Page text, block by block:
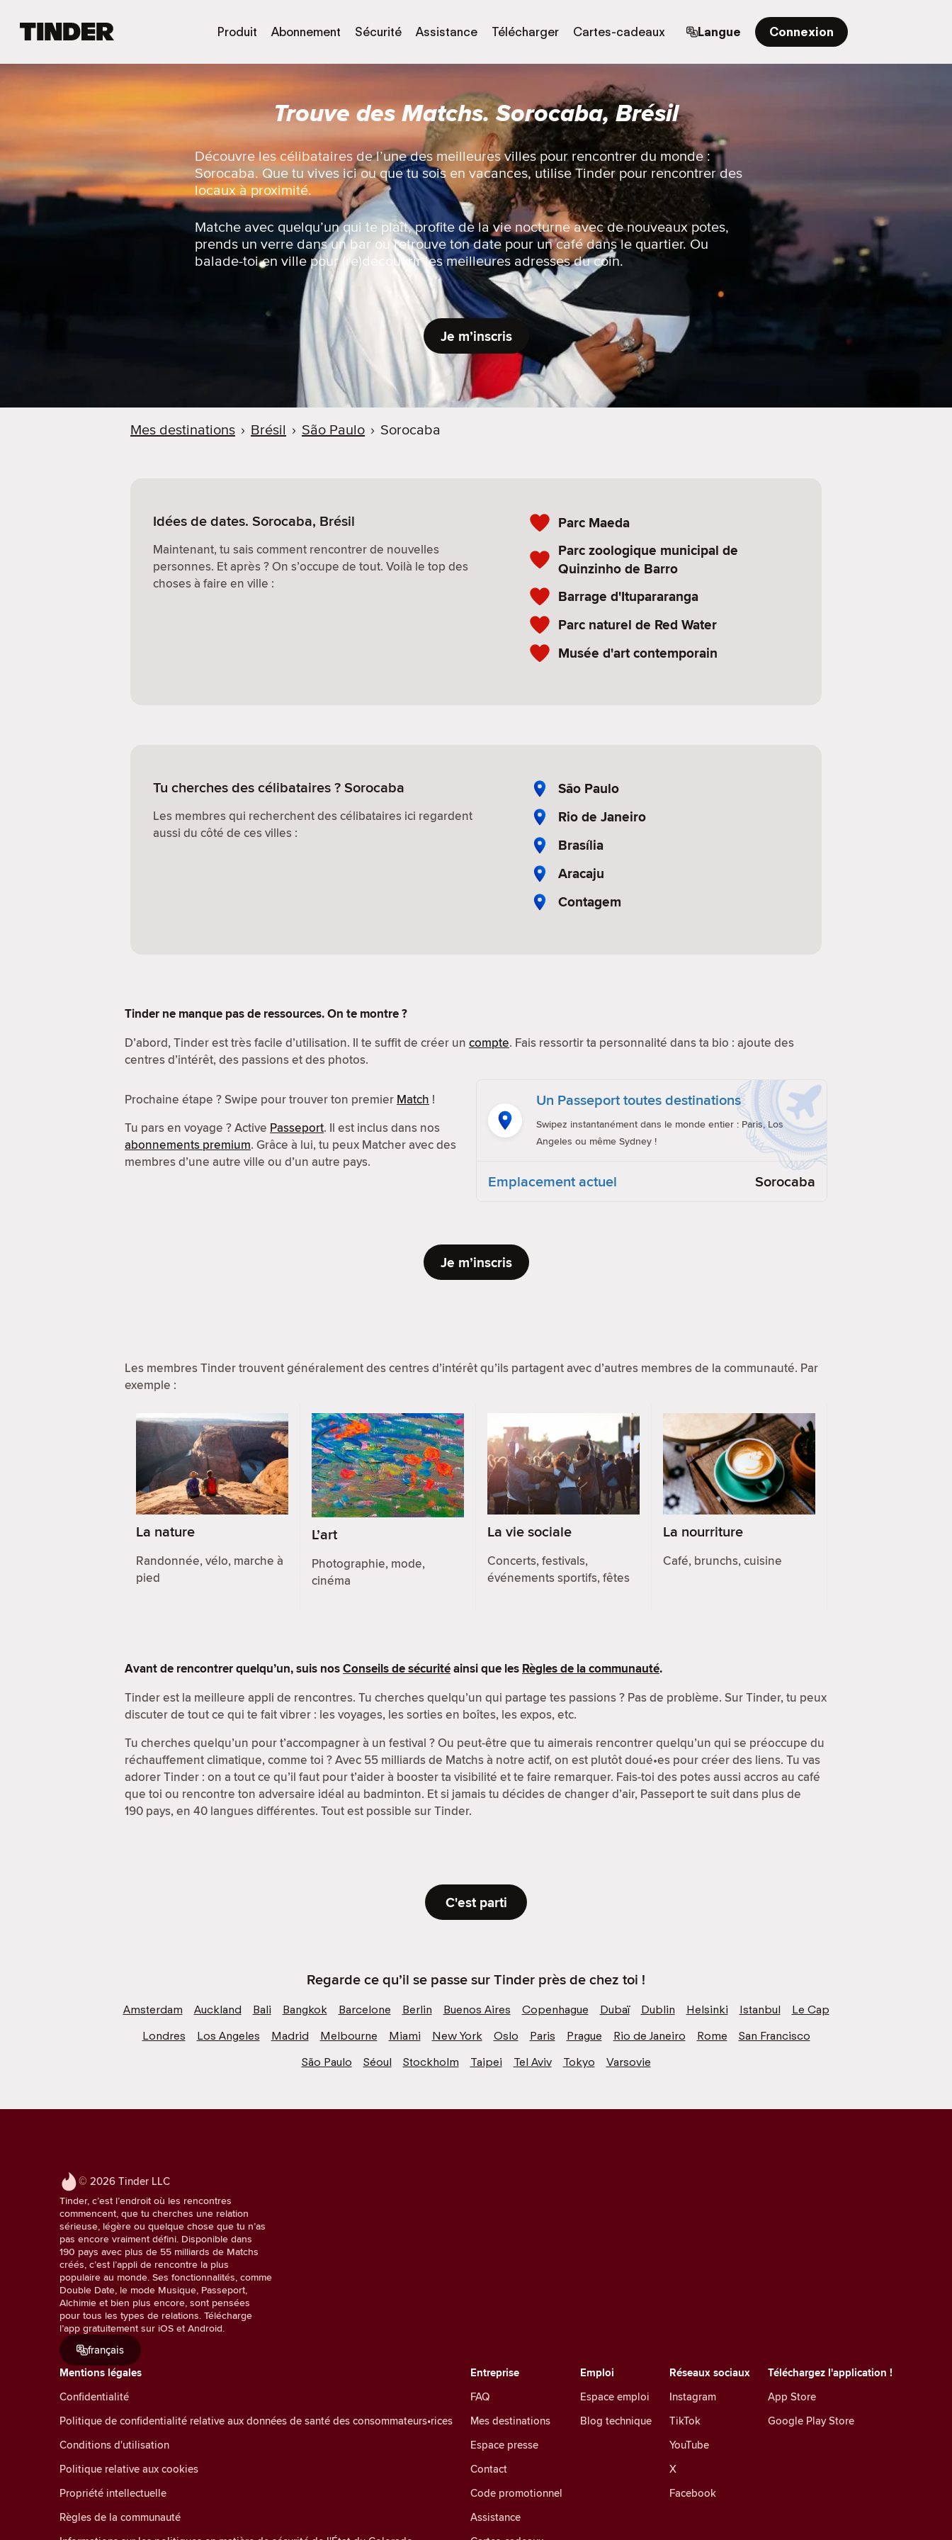
u
d
e
r
Produit Abonnement Sécurité Assistance Télécharger Cartes-cadeaux Langue Connexion
Trouve des Matchs. Sorocaba, Brésil
Découvre les célibataires de l’une des meilleures villes pour rencontrer du monde :
Sorocaba. Que tu vives ici ou que tu sois en vacances, utilise Tinder pour rencontrer des
locaux à proximité.
Matche avec quelqu’un qui te plaît, profite de la vie nocturne avec de nouveaux potes,
prends un verre dans un bar ou retrouve ton date pour un café dans le quartier. Ou
balade-toi en ville pour (re)découvrir les meilleures adresses du coin.
Je m’inscris
Mes destinations › Brésil › São Paulo › Sorocaba
Idées de dates. Sorocaba, Brésil
Maintenant, tu sais comment rencontrer de nouvelles
personnes. Et après ? On s’occupe de tout. Voilà le top des
choses à faire en ville :
Parc Maeda
Parc zoologique municipal de
Quinzinho de Barro
Barrage d'Itupararanga
Parc naturel de Red Water
Musée d'art contemporain
Tu cherches des célibataires ? Sorocaba
Les membres qui recherchent des célibataires ici regardent
aussi du côté de ces villes :
São Paulo
Rio de Janeiro
Brasília
Aracaju
Contagem
Tinder ne manque pas de ressources. On te montre ?
D’abord, Tinder est très facile d’utilisation. Il te suffit de créer un compte. Fais ressortir ta personnalité dans ta bio : ajoute des
centres d’intérêt, des passions et des photos.
Prochaine étape ? Swipe pour trouver ton premier Match !
Tu pars en voyage ? Active Passeport. Il est inclus dans nos
abonnements premium. Grâce à lui, tu peux Matcher avec des
membres d’une autre ville ou d’un autre pays.
Un Passeport toutes destinations
Swipez instantanément dans le monde entier : Paris, Los
Angeles ou même Sydney !
Emplacement actuel Sorocaba
Je m’inscris
Les membres Tinder trouvent généralement des centres d’intérêt qu’ils partagent avec d’autres membres de la communauté. Par
exemple :
La nature
Randonnée, vélo, marche à
pied
L’art
Photographie, mode,
cinéma
La vie sociale
Concerts, festivals,
événements sportifs, fêtes
La nourriture
Café, brunchs, cuisine
Avant de rencontrer quelqu’un, suis nosConseils de sécuritéainsi que les Règles de la communauté.
Tinder est la meilleure appli de rencontres. Tu cherches quelqu’un qui partage tes passions ? Pas de problème. Sur Tinder, tu peux
discuter de tout ce qui te fait vibrer : les voyages, les sorties en boîtes, les expos, etc.
Tu cherches quelqu’un pour t’accompagner à un festival ? Ou peut-être que tu aimerais rencontrer quelqu’un qui se préoccupe du
réchauffement climatique, comme toi ? Avec 55 milliards de Matchs à notre actif, on est plutôt doué•es pour créer des liens. Tu vas
adorer Tinder : on a tout ce qu’il faut pour t’aider à booster ta visibilité et te faire remarquer. Fais-toi des potes aussi accros au café
que toi ou rencontre ton adversaire idéal au badminton. Et si jamais tu décides de changer d’air, Passeport te suit dans plus de
190 pays, en 40 langues différentes. Tout est possible sur Tinder.
C'est parti
Regarde ce qu’il se passe sur Tinder près de chez toi !
Amsterdam Auckland Bali Bangkok Barcelone Berlin Buenos Aires Copenhague Dubaï Dublin Helsinki Istanbul
Le Cap
Londres
Los Angeles Madrid Melbourne Miami New York Oslo Paris Prague Rio de Janeiro Rome
San Francisco
São Paulo
Séoul Stockholm Taipei Tel Aviv Tokyo Varsovie
© 2026 Tinder LLC
Tinder, c’est l’endroit où les rencontres
commencent, que tu cherches une relation
sérieuse, légère ou quelque chose que tu n’as
pas encore vraiment défini. Disponible dans
190 pays avec plus de 55 milliards de Matchs
créés, c’est l’appli de rencontre la plus
populaire au monde. Ses fonctionnalités, comme
Double Date, le mode Musique, Passeport,
Alchimie et bien plus encore, sont pensées
pour tous les types de relations. Télécharge
l’app gratuitement sur iOS et Android.
français
Réseaux sociaux
Instagram
TikTok
YouTube
X
Facebook
Mentions légales
Confidentialité
Politique de confidentialité relative aux données de santé des consommateurs•rices
Conditions d'utilisation
Politique relative aux cookies
Propriété intellectuelle
Règles de la communauté
Emploi
Espace emploi
Blog technique
Entreprise
FAQ
Mes destinations
Espace presse
Contact
Code promotionnel
Assistance
Téléchargez l'application !
App Store
Google Play Store